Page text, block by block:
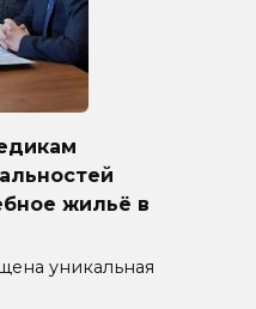
жильё в
уникальная